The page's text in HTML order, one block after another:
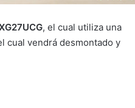
, el cual utiliza una
cual vendrá desmontado y